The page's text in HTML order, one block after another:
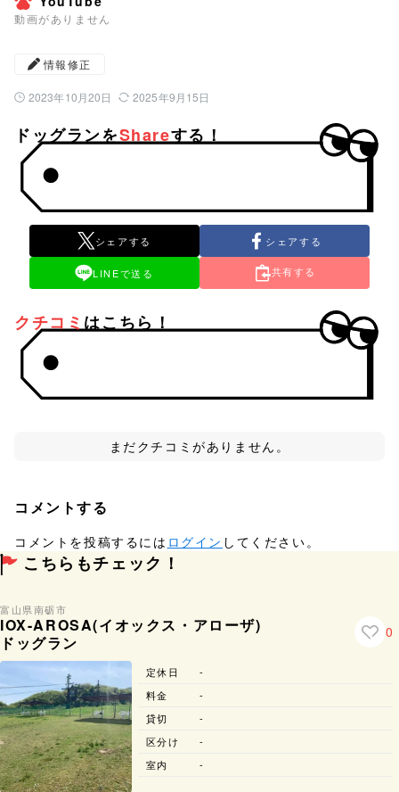
動画がありません
情報修正
公開日：
2023年10月20日 最終更新日：
2025年9月15日
ドッグランをShareする！
シェアする シェアする
LINEで送る 共有する
クチコミはこちら！
まだクチコミがありません。
コメントする
コメントを投稿するには ログイン してください。
こちらもチェック！
富山県南砺市
IOX-AROSA(イオックス・アローザ)
ドッグラン
0
定休日
-
料金
-
貸切
-
区分け
-
室内
-